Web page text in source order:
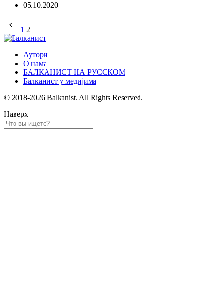
05.10.2020
1 2
Аутори
О нама
БАЛКАНИСТ НА РУССКОМ
Балканист у медијима
© 2018-2026 Balkanist. All Rights Reserved.
Наверх